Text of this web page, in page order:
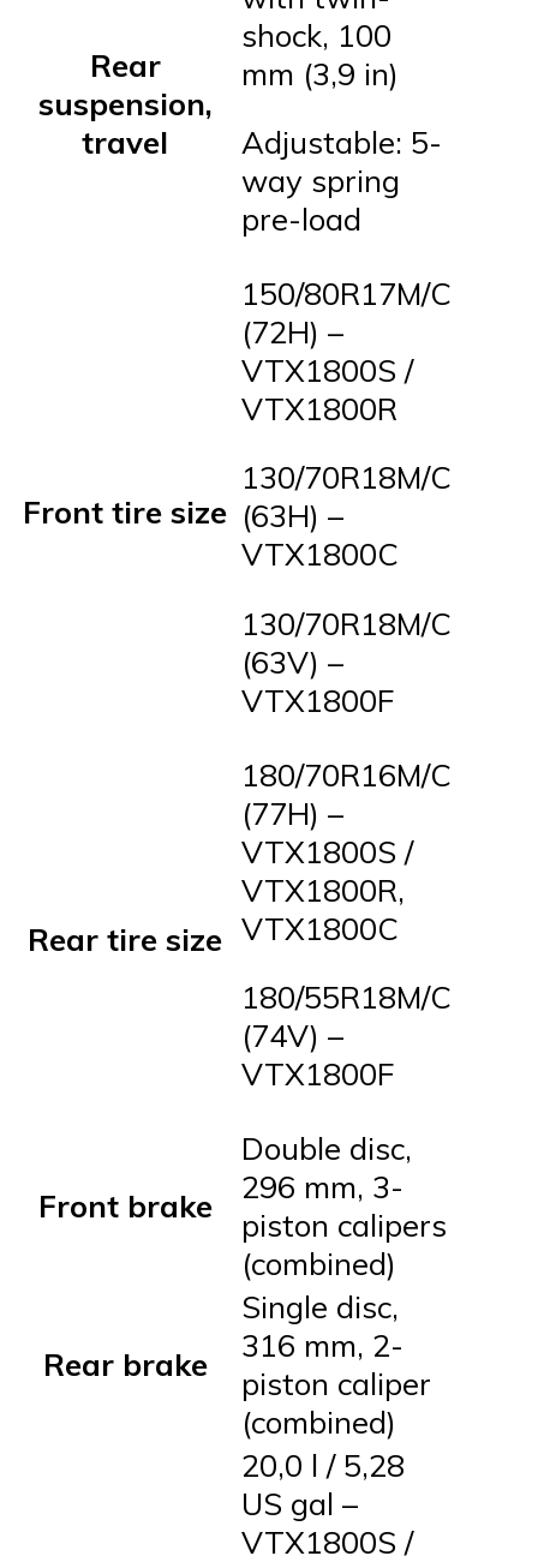
Rear
suspension,
travel
shock, 100
mm (3,9 in)
Adjustable: 5-
way spring
pre-load
Front tire size
150/80R17M/C
(72H) –
VTX1800S /
VTX1800R
130/70R18M/C
(63H) –
VTX1800C
130/70R18M/C
(63V) –
VTX1800F
Rear tire size
180/70R16M/C
(77H) –
VTX1800S /
VTX1800R,
VTX1800C
180/55R18M/C
(74V) –
VTX1800F
Front brake
Double disc,
296 mm, 3-
piston calipers
(combined)
Rear brake
Single disc,
316 mm, 2-
piston caliper
(combined)
20,0 l / 5,28
US gal –
VTX1800S /